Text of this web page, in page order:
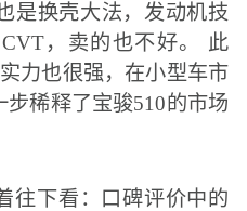
是换壳大法，发动机技
，卖的也不好。 此
力也很强，在小型车市
稀释了宝骏510的市场
往下看：口碑评价中的